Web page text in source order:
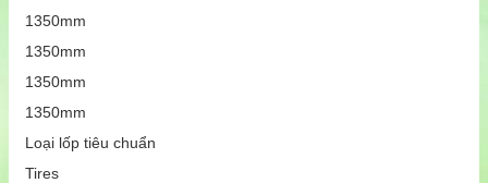
1350mm
1350mm
1350mm
1350mm
Loại lốp tiêu chuẩn
Tires